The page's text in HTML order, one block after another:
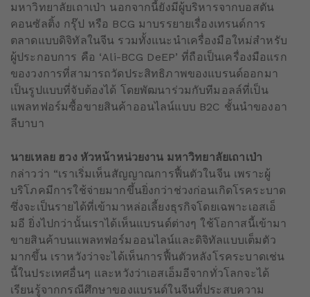
มหาวิทยาลัยเถาเป่า นอกจากนี้ยังมีผู้บริหารจากบอสตัน
คอนซัลติ้ง กรุ๊ป หรือ BCG มาบรรยายเรื่องเทรนด์การ
ตลาดแบบดิจิทัลในจีน รวมทั้งแนะนำเครื่องมือใหม่สำหรับ
ผู้ประกอบการ คือ ‘Ali-BCG DeEP’ ที่ถือเป็นเครื่องมือแรก
ของวงการที่สามารถวัดประสิทธิภาพของแบรนด์ออกมา
เป็นรูปแบบที่จับต้องได้ โดยพัฒนาร่วมกับทีมอลล์ที่เป็น
แพลทฟอร์มซื้อขายสินค้าออนไลน์แบบ B2C ชั้นนำของอา
ลีบาบา
นายเหลย ฮวง หัวหน้าหน่วยงาน มหาวิทยาลัยเถาเป่า
กล่าวว่า “เราเริ่มเห็นสัญญาณการฟื้นตัวในจีน เพราะผู้
บริโภคมีการใช้จ่ายมากขึ้นยิ่งกว่าช่วงก่อนเกิดโรคระบาด
ซึ่งจะเป็นรายได้ที่เข้ามาหล่อเลี้ยงธุรกิจโดยเฉพาะเอสเอ็
มอี ยิ่งไปกว่านั้นเราได้เห็นแบรนด์ต่างๆ ใช้โอกาสนี้เข้ามา
ขายสินค้าบนแพลทฟอร์มออนไลน์และดิจิทัลแบบเต็มตัว
มากขึ้น เราหวังว่าจะได้เห็นการฟื้นตัวหลังโรคระบาดเช่น
นี้ในประเทศอื่นๆ และหวังว่าเอสเอ็มอีจากทั่วโลกจะได้
เรียนรู้จากกรณีศึกษาของแบรนด์ในจีนที่ประสบความ